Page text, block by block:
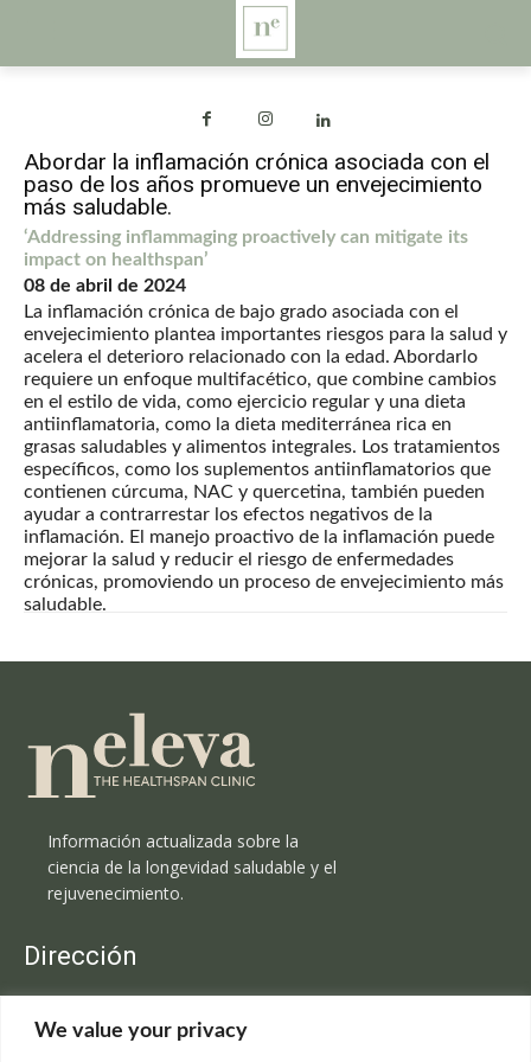
We value your privacy
Abordar la inflamación crónica asociada con el
paso de los años promueve un envejecimiento
más saludable.
‘Addressing inflammaging proactively can mitigate its
impact on healthspan’
08 de abril de 2024
La inflamación crónica de bajo grado asociada con el
envejecimiento plantea importantes riesgos para la salud y
acelera el deterioro relacionado con la edad. Abordarlo
requiere un enfoque multifacético, que combine cambios
en el estilo de vida, como ejercicio regular y una dieta
antiinflamatoria, como la dieta mediterránea rica en
grasas saludables y alimentos integrales. Los tratamientos
específicos, como los suplementos antiinflamatorios que
contienen cúrcuma, NAC y quercetina, también pueden
ayudar a contrarrestar los efectos negativos de la
inflamación. El manejo proactivo de la inflamación puede
mejorar la salud y reducir el riesgo de enfermedades
crónicas, promoviendo un proceso de envejecimiento más
saludable.
Información actualizada sobre la
ciencia de la longevidad saludable y el
rejuvenecimiento.
Dirección
C/Claudio Coello, 19 - 1º